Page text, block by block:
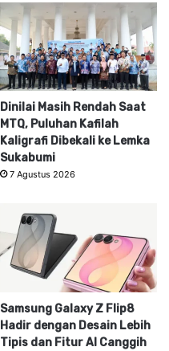
Dinilai Masih Rendah Saat
MTQ, Puluhan Kafilah
Kaligrafi Dibekali ke Lemka
Sukabumi
7 Agustus 2026
Samsung Galaxy Z Flip8
Hadir dengan Desain Lebih
Tipis dan Fitur AI Canggih